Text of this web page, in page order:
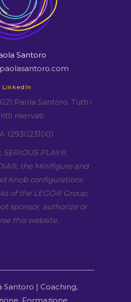
Santoro
LinkedIn
Paola Santoro. Tutti i
riservati.
12930231001
SERIOUS PLAY​®,
the Minifigure and
Knob configurations
of the LEGO​® Group,
sponsor, authorize or
this website.
Santoro | Coaching,